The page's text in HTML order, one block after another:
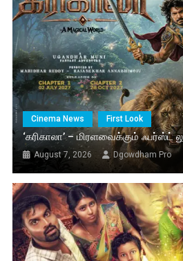
Cinema News First Look
‘கரிகாலா’ – மிரளவைக்கும் ஃபர்ஸ்ட்
August 7, 2026 Dgowdham Pro